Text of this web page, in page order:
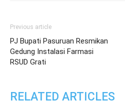
Previous article
PJ Bupati Pasuruan Resmikan
Gedung Instalasi Farmasi
RSUD Grati
RELATED ARTICLES